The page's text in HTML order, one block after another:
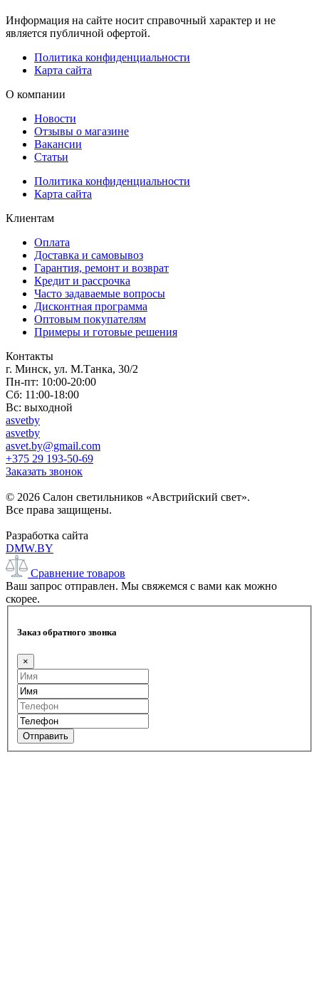
Информация на сайте носит справочный характер и не
является публичной офертой.
Политика конфиденциальности
Карта сайта
О компании
Новости
Отзывы о магазине
Вакансии
Статьи
Политика конфиденциальности
Карта сайта
Клиентам
Оплата
Доставка и самовывоз
Гарантия, ремонт и возврат
Кредит и рассрочка
Часто задаваемые вопросы
Дисконтная программа
Оптовым покупателям
Примеры и готовые решения
Контакты
г. Минск, ул. М.Танка, 30/2
Пн-пт: 10:00-20:00
Сб: 11:00-18:00
Вс: выходной
asvetby
asvetby
asvet.by@gmail.com
+375 29 193-50-69
Заказать звонок
© 2026 Салон светильников «Австрийский свет».
Все права защищены.
Разработка сайта
DMW.BY
Сравнение товаров
Ваш запрос отправлен. Мы свяжемся с вами как можно
скорее.
Заказ обратного звонка
×
Отправить